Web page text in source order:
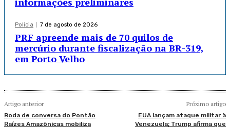
Policia 7 de agosto de 2026
PRF apreende mais de 70 quilos de
mercúrio durante fiscalização na BR-319,
em Porto Velho
Artigo anterior
Roda de conversa do Pontão
Raízes Amazônicas mobiliza
Próximo artigo
EUA lançam ataque militar à
Venezuela; Trump afirma que